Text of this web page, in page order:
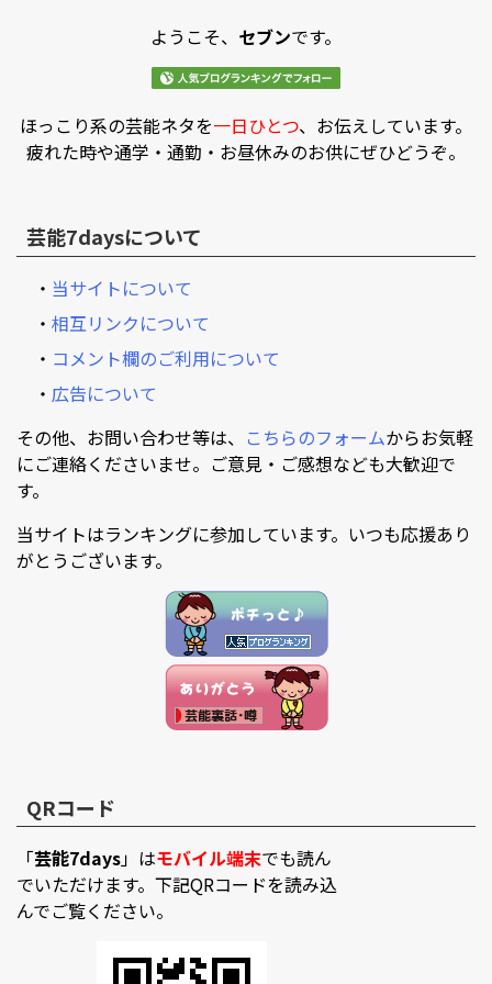
ようこそ、 セブンです。
ほっこり系の芸能ネタを一日ひとつ、お伝えしています。
疲れた時や通学・通勤・お昼休みのお供にぜひどうぞ。
芸能7daysについて
・ 当サイトについて
・ 相互リンクについて
・ コメント欄のご利用について
・ 広告について
その他、お問い合わせ等は、 こちらのフォームからお気軽
にご連絡くださいませ。ご意見・ご感想なども大歓迎で
す。
当サイトはランキングに参加しています。いつも応援あり
がとうございます。
QRコード
「芸能7days」はモバイル端末でも読ん
でいただけます。下記QRコードを読み込
んでご覧ください。